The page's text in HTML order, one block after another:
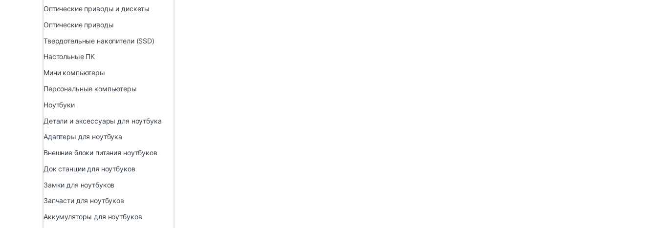
Оптические приводы и дискеты
Оптические приводы
Твердотельные накопители (SSD)
Настольные ПК
Мини компьютеры
Персональные компьютеры
Ноутбуки
Детали и аксессуары для ноутбука
Адаптеры для ноутбука
Внешние блоки питания ноутбуков
Док станции для ноутбуков
Замки для ноутбуков
Запчасти для ноутбуков
Аккумуляторы для ноутбуков